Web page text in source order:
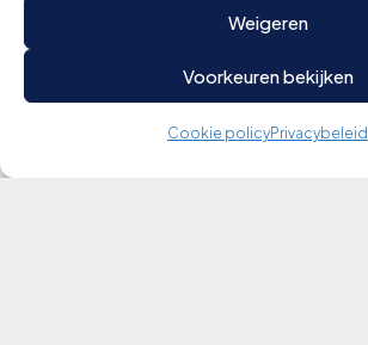
Weigeren
Voorkeuren bekijken
Cookie policyPrivacybeleid